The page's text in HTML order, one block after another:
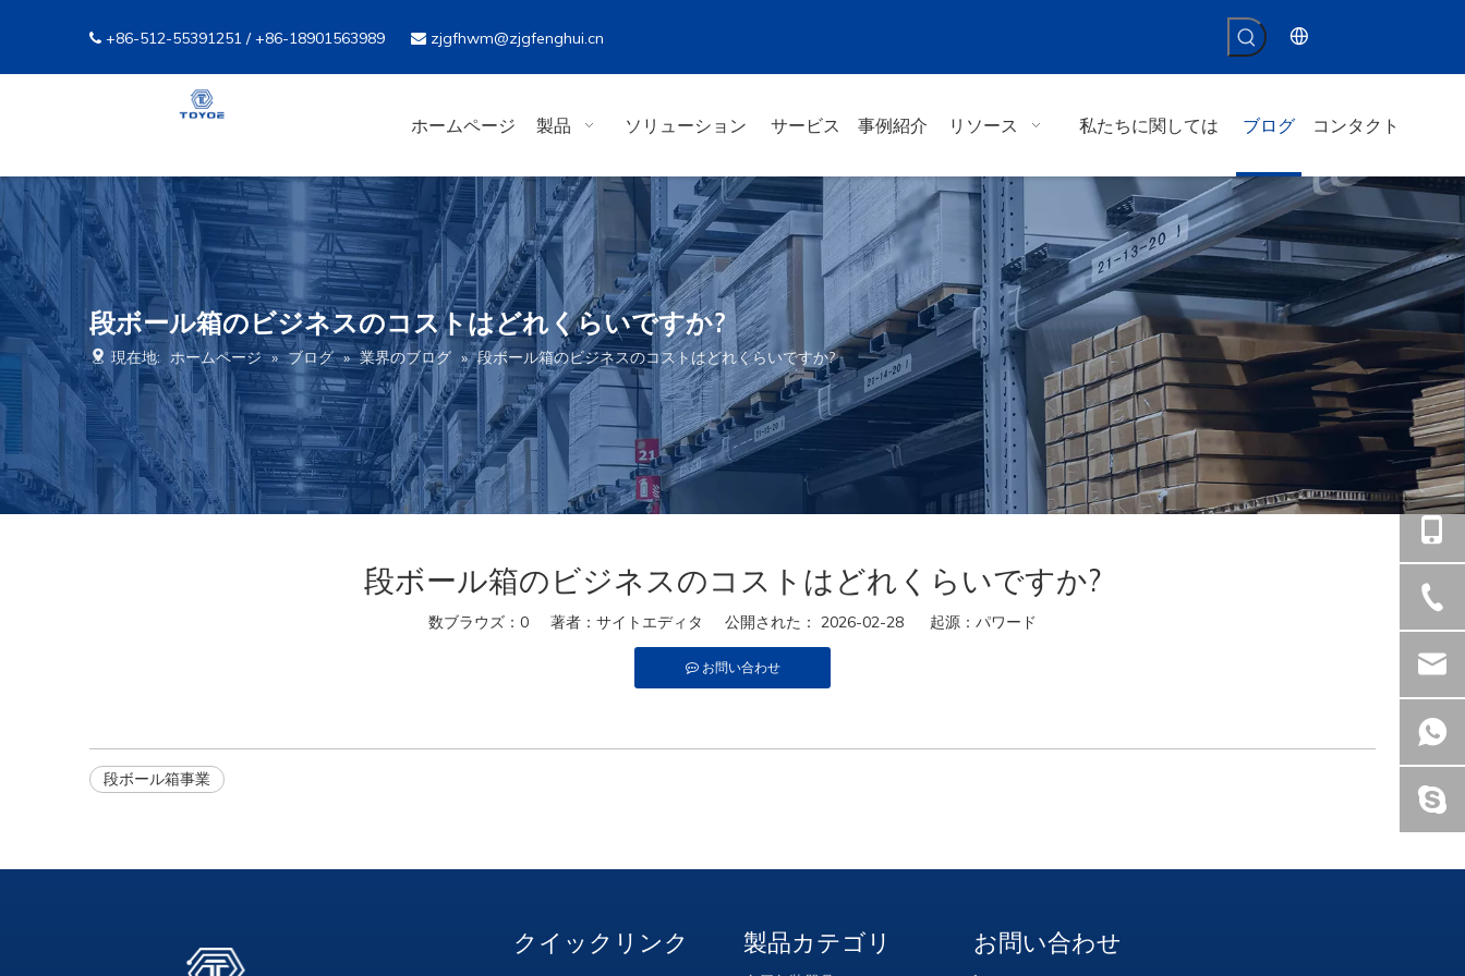
 +86-512-55391251 / +86-18901563989  zjgfhwm@zjgfenghui.cn
ホームページ 製品 ソリューション サービス 事例紹介 リソース 私たちに関しては ブログ コンタクト
段ボール箱のビジネスのコストはどれくらいですか?
現在地: ホームページ » ブログ » 業界のブログ » 段ボール箱のビジネスのコストはどれくらいですか?
段ボール箱のビジネスのコストはどれくらいですか?
数ブラウズ： 0 著者：サイトエディタ 公開された： 2026-02-28 起源： パワード
お問い合わせ
段ボール箱事業
クイックリンク 製品カテゴリ お問い合わせ